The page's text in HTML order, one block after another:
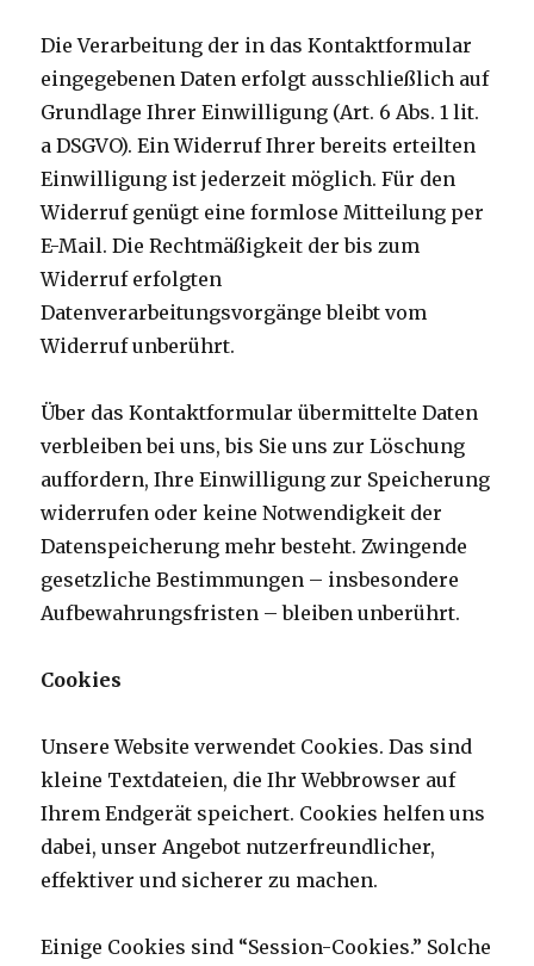
Die Verarbeitung der in das Kontaktformular
eingegebenen Daten erfolgt ausschließlich auf
Grundlage Ihrer Einwilligung (Art. 6 Abs. 1 lit.
a DSGVO). Ein Widerruf Ihrer bereits erteilten
Einwilligung ist jederzeit möglich. Für den
Widerruf genügt eine formlose Mitteilung per
E-Mail. Die Rechtmäßigkeit der bis zum
Widerruf erfolgten
Datenverarbeitungsvorgänge bleibt vom
Widerruf unberührt.
Über das Kontaktformular übermittelte Daten
verbleiben bei uns, bis Sie uns zur Löschung
auffordern, Ihre Einwilligung zur Speicherung
widerrufen oder keine Notwendigkeit der
Datenspeicherung mehr besteht. Zwingende
gesetzliche Bestimmungen – insbesondere
Aufbewahrungsfristen – bleiben unberührt.
Cookies
Unsere Website verwendet Cookies. Das sind
kleine Textdateien, die Ihr Webbrowser auf
Ihrem Endgerät speichert. Cookies helfen uns
dabei, unser Angebot nutzerfreundlicher,
effektiver und sicherer zu machen.
Einige Cookies sind “Session-Cookies.” Solche